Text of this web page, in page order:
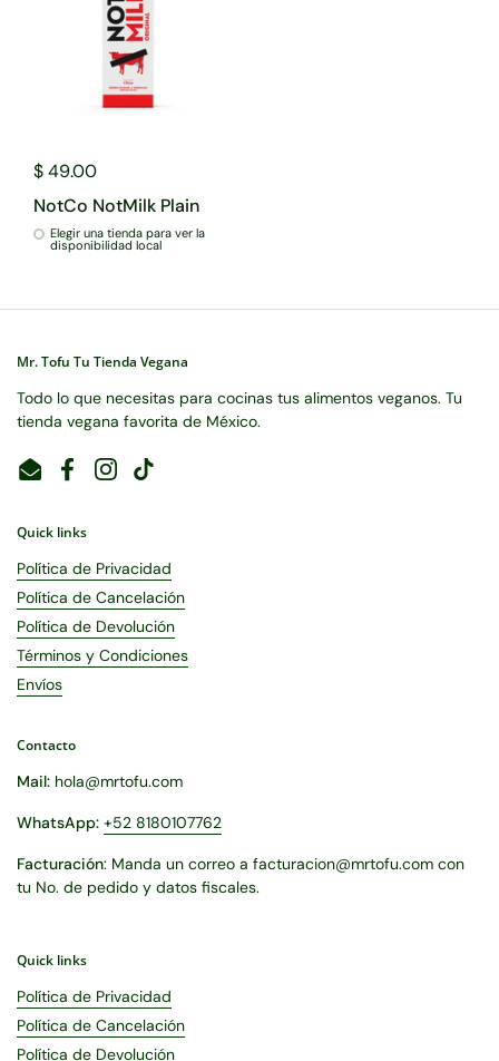
$ 49.00
NotCo NotMilk Plain
Elegir una tienda para ver la
disponibilidad local
Mr. Tofu Tu Tienda Vegana
Todo lo que necesitas para cocinas tus alimentos veganos. Tu
tienda vegana favorita de México.
EmailFacebookInstagram
TikTok
Quick links
Política de Privacidad
Política de Cancelación
Política de Devolución
Términos y Condiciones
Envíos
Contacto
Mail: hola@mrtofu.com
WhatsApp: +52 8180107762
Facturación: Manda un correo a facturacion@mrtofu.com con
tu No. de pedido y datos fiscales.
Quick links
Política de Privacidad
Política de Cancelación
Política de Devolución